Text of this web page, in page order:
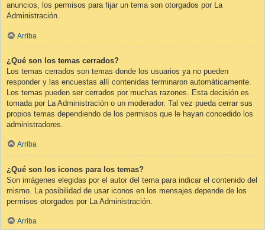
anuncios, los permisos para fijar un tema son otorgados por La
Administración.
Arriba
¿Qué son los temas cerrados?
Los temas cerrados son temas donde los usuarios ya no pueden
responder y las encuestas allí contenidas terminaron automáticamente.
Los temas pueden ser cerrados por muchas razones. Esta decisión es
tomada por La Administración o un moderador. Tal vez pueda cerrar sus
propios temas dependiendo de los permisos que le hayan concedido los
administradores.
Arriba
¿Qué son los iconos para los temas?
Son imágenes elegidas por el autor del tema para indicar el contenido del
mismo. La posibilidad de usar iconos en los mensajes depende de los
permisos otorgados por La Administración.
Arriba